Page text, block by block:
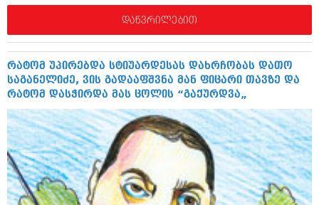
სხვადასხვა
ანონსი
არქივი
აგვისტო 2018 (162)
ივლისი 2018 (223)
ივნისი 2018 (244)
მაისი 2018 (211)
აპრილი 2018 (194)
მარტი 2018 (256)
თებერვალი 2018 (208)
იანვარი 2018 (215)
ნოემბერი 2020 (103)
ოქტომბერი 2020 (209)
სექტემბერი 2020 (204)
აგვისტო 2020 (249)
ივლისი 2020 (204)
არქივის ზომის ნახვა
დაწვრილებით
რატომ უპირებდა სტიუარდესას დახრჩობას დათო
საგანელიძე, ვის გადააფშვნა მან ფიცარი თავზე და
რატომ დასჭირდა მას ცოლის “გაქურდვა„